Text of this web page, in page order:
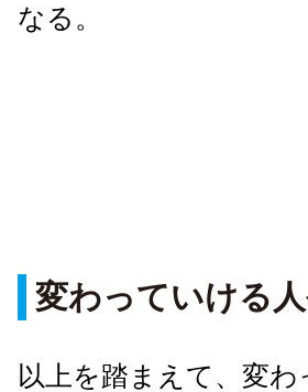
なる。
変わっていける
以上を踏まえて、変